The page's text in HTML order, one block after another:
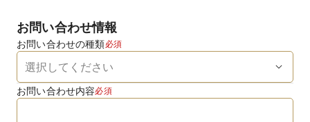
お問い合わせ情報
お問い合わせの種類必須
お問い合わせ内容必須